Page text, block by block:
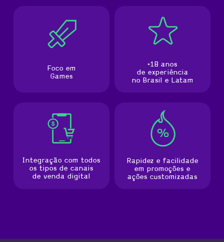
Foco em
Games
+18 anos
de experiência
no Brasil e Latam
Integração com todos
os tipos de canais
de venda digital
Rapidez e facilidade
em promoções e
ações customizadas